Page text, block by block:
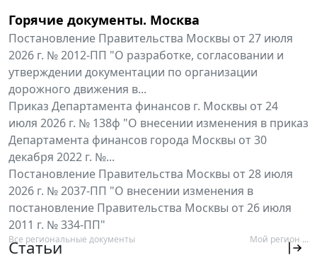
Горячие документы. Москва
Постановление Правительства Москвы от 27 июля
2026 г. № 2012-ПП "О разработке, согласовании и
утверждении документации по организации
дорожного движения в...
Приказ Департамента финансов г. Москвы от 24
июля 2026 г. № 138ф "О внесении изменения в приказ
Департамента финансов города Москвы от 30
декабря 2022 г. №...
Постановление Правительства Москвы от 28 июля
2026 г. № 2037-ПП "О внесении изменения в
постановление Правительства Москвы от 26 июля
2011 г. № 334-ПП"
Все региональные документы Мой регион ...
Статьи